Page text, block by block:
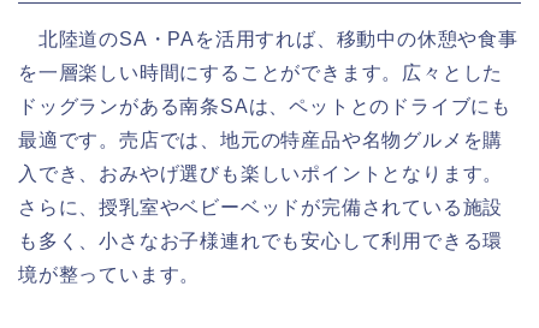
北陸道のSA・PAを活用すれば、移動中の休憩や食事
を一層楽しい時間にすることができます。広々とした
ドッグランがある南条SAは、ペットとのドライブにも
最適です。売店では、地元の特産品や名物グルメを購
入でき、おみやげ選びも楽しいポイントとなります。
さらに、授乳室やベビーベッドが完備されている施設
も多く、小さなお子様連れでも安心して利用できる環
境が整っています。